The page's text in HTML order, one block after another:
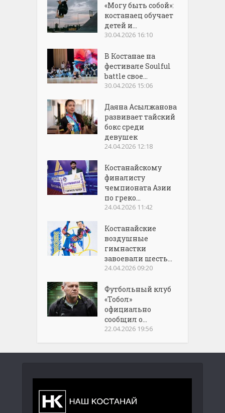
«Могу быть собой»:
костанаец обучает
детей и...
30.04.2026 16:10
В Костанае на
фестивале Soulful
battle свое...
30.04.2026 15:06
Даяна Асылжанова
развивает тайский
бокс среди
девушек
24.04.2026 12:18
Костанайскому
финалисту
чемпионата Азии
по греко...
24.04.2026 11:42
Костанайские
воздушные
гимнастки
завоевали шесть...
24.04.2026 09:20
Футбольный клуб
«Тобол»
официально
сообщил о...
22.04.2026 19:56